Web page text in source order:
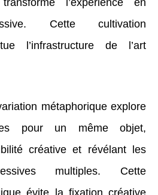
l’expérience en
Cette cultivation
l’infrastructure de l’art
métaphorique explore
pour un même objet,
créative et révélant les
multiples. Cette